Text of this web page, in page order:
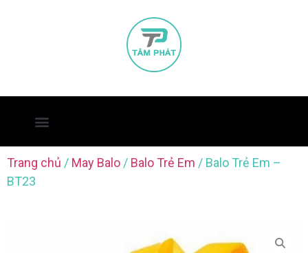
Trang chủ / May Balo / Balo Trẻ Em / Balo Trẻ Em –
BT23